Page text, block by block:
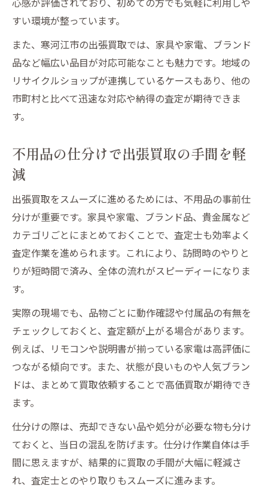
不用品を高価で現金化する出張買取のコツ
査定額アップにつながる不用品の管理方法
出張買取で満足いく現金化を実現する方法
買取不可品を減らすための準備と工夫
スムーズな現金化に必要な書類や準備物
すい環境が整っています。
また、寒河江市の出張買取では、家具や家電、ブランド
品など幅広い品目が対応可能なことも魅力です。地域の
リサイクルショップが連携しているケースもあり、他の
市町村と比べて迅速な対応や納得の査定が期待できま
す。
不用品の仕分けで出張買取の手間を軽
減
出張買取をスムーズに進めるためには、不用品の事前仕
分けが重要です。家具や家電、ブランド品、貴金属など
カテゴリごとにまとめておくことで、査定士も効率よく
査定作業を進められます。これにより、訪問時のやりと
りが短時間で済み、全体の流れがスピーディーになりま
す。
実際の現場でも、品物ごとに動作確認や付属品の有無を
チェックしておくと、査定額が上がる場合があります。
例えば、リモコンや説明書が揃っている家電は高評価に
つながる傾向です。また、状態が良いものや人気ブラン
ドは、まとめて買取依頼することで高価買取が期待でき
ます。
仕分けの際は、売却できない品や処分が必要な物も分け
ておくと、当日の混乱を防げます。仕分け作業自体は手
間に思えますが、結果的に買取の手間が大幅に軽減さ
れ、査定士とのやり取りもスムーズに進みます。